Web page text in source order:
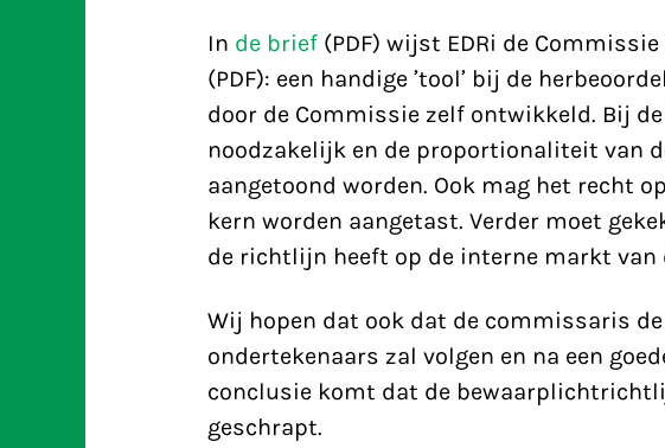
In debrief(PDF) wijst EDRi de Commissie
(PDF): een handige ’tool’ bij de
door de Commissie zelf ontwikkeld. Bij
noodzakelijk en de proportionaliteit van
aangetoond worden. Ook mag het recht
kern worden aangetast. Verder moet
de richtlijn heeft op de interne markt van
Wij hopen dat ook dat de commissaris de
ondertekenaars zal volgen en na een
conclusie komt dat de
geschrapt.